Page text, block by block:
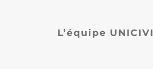
L’équipe UNICIVI